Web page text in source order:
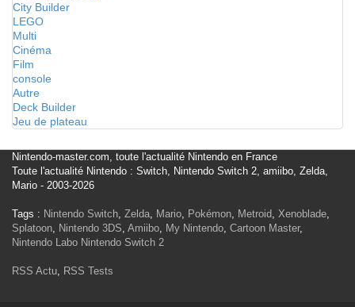
City Builder
LEGO
Multi
Cinéma
Film
console
Autre
Deck Builder
Jeu de plateau
Nintendo-master.com, toute l'actualité Nintendo en France
Toute l'actualité Nintendo : Switch, Nintendo Switch 2, amiibo, Zelda,
Mario - 2003-2026
Tags : Nintendo Switch, Zelda, Mario, Pokémon, Metroid, Xenoblade,
Splatoon, Nintendo 3DS, Amiibo, My Nintendo, Cartoon Master,
Nintendo Labo Nintendo Switch 2
RSS Actu, RSS Tests